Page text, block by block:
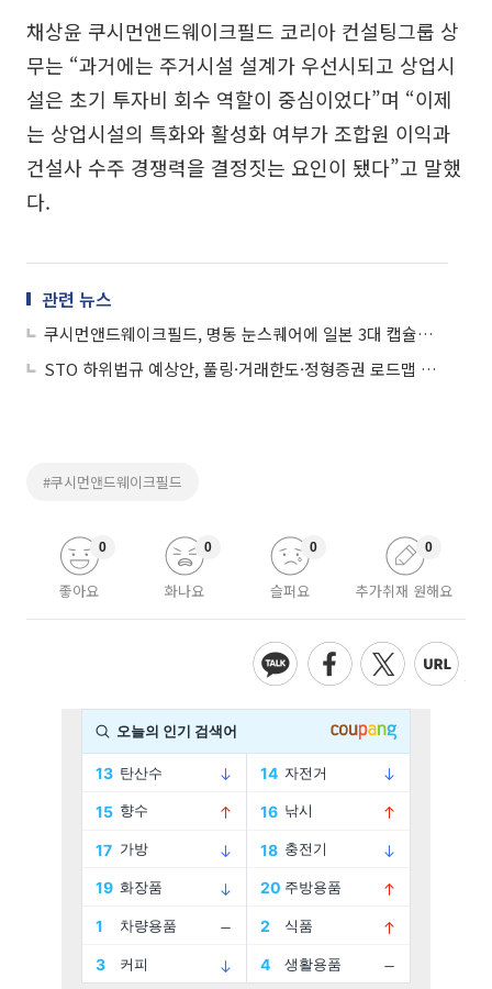
채상윤 쿠시먼앤드웨이크필드 코리아 컨설팅그룹 상
무는 “과거에는 주거시설 설계가 우선시되고 상업시
설은 초기 투자비 회수 역할이 중심이었다”며 “이제
는 상업시설의 특화와 활성화 여부가 조합원 이익과
건설사 수주 경쟁력을 결정짓는 요인이 됐다”고 말했
다.
관련 뉴스
쿠시먼앤드웨이크필드, 명동 눈스퀘어에 일본 3대 캡슐호텔 도입
STO 하위법규 예상안, 풀링·거래한도·정형증권 로드맵 제시
#쿠시먼앤드웨이크필드
좋아요
0
화나요
0
슬퍼요
0
추가취재 원해요
0